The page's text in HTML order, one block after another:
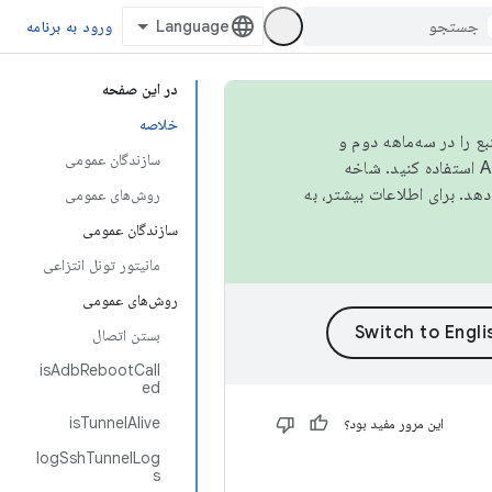
ورود به برنامه
در این صفحه
خلاصه
سازندگان عمومی
روش‌های عمومی
سازندگان عمومی
مانیتور تونل انتزاعی
روش‌های عمومی
بستن اتصال
isAdbRebootCall
ed
isTunnelAlive
logSshTunnelLog
s
را در سه‌ماهه دوم و
استفاده کنید. شاخه
این مرور مفید بود؟